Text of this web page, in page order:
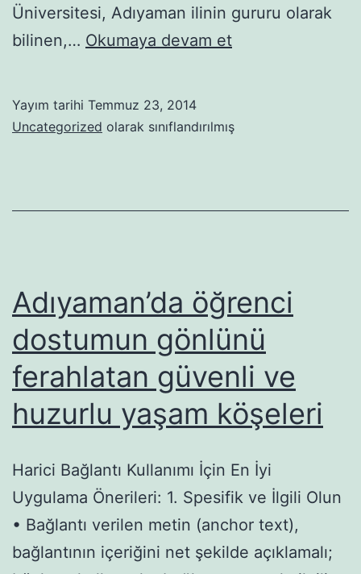
Üniversitesi, Adıyaman ilinin gururu olarak
bilinen,… Okumaya devam etAdıyaman’da
yakışan
Yayım tarihi Temmuz 23, 2014
Uncategorized olarak sınıflandırılmış
Adıyaman’da öğrenci
dostumun gönlünü
ferahlatan güvenli ve
huzurlu yaşam köşeleri
Harici Bağlantı Kullanımı İçin En İyi
Uygulama Önerileri: 1. Spesifik ve İlgili Olun
• Bağlantı verilen metin (anchor text),
bağlantının içeriğini net şekilde açıklamalı;